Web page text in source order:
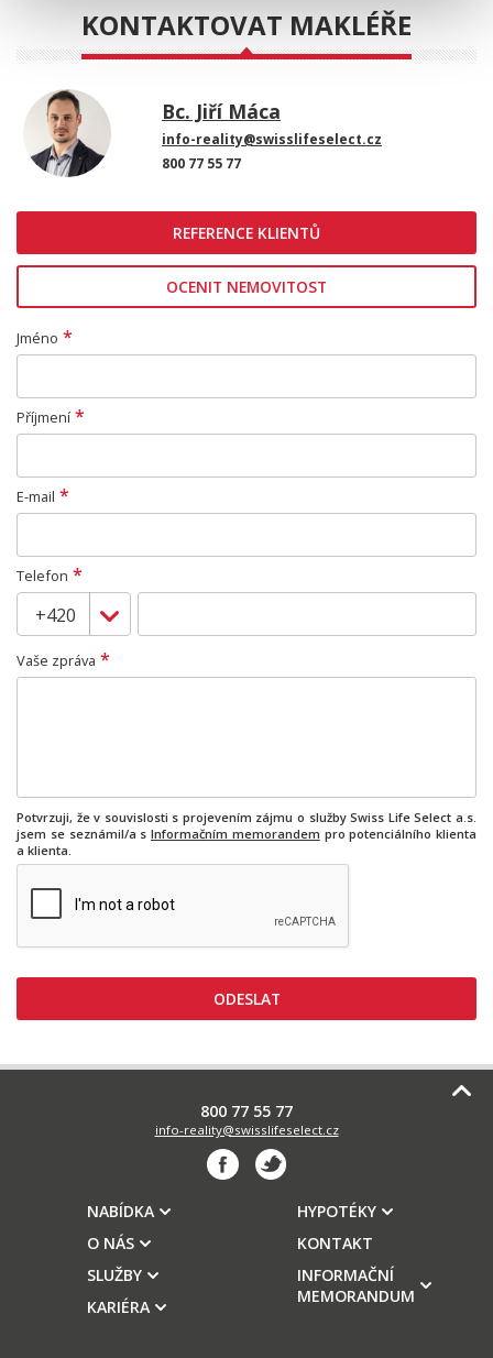
KONTAKTOVAT MAKLÉŘE
Bc. Jiří Máca
info-reality@swisslifeselect.cz
800 77 55 77
REFERENCE KLIENTŮ
OCENIT NEMOVITOST
Jméno *
Příjmení *
E-mail *
Telefon *
Vaše zpráva *
Potvrzuji, že v souvislosti s projevením zájmu o služby Swiss Life Select a.s.
jsem se seznámil/a s Informačním memorandem pro potenciálního klienta
a klienta.
800 77 55 77
info-reality@swisslifeselect.cz
NABÍDKA
O NÁS
SLUŽBY
KARIÉRA
HYPOTÉKY
KONTAKT
INFORMAČNÍ
MEMORANDUM